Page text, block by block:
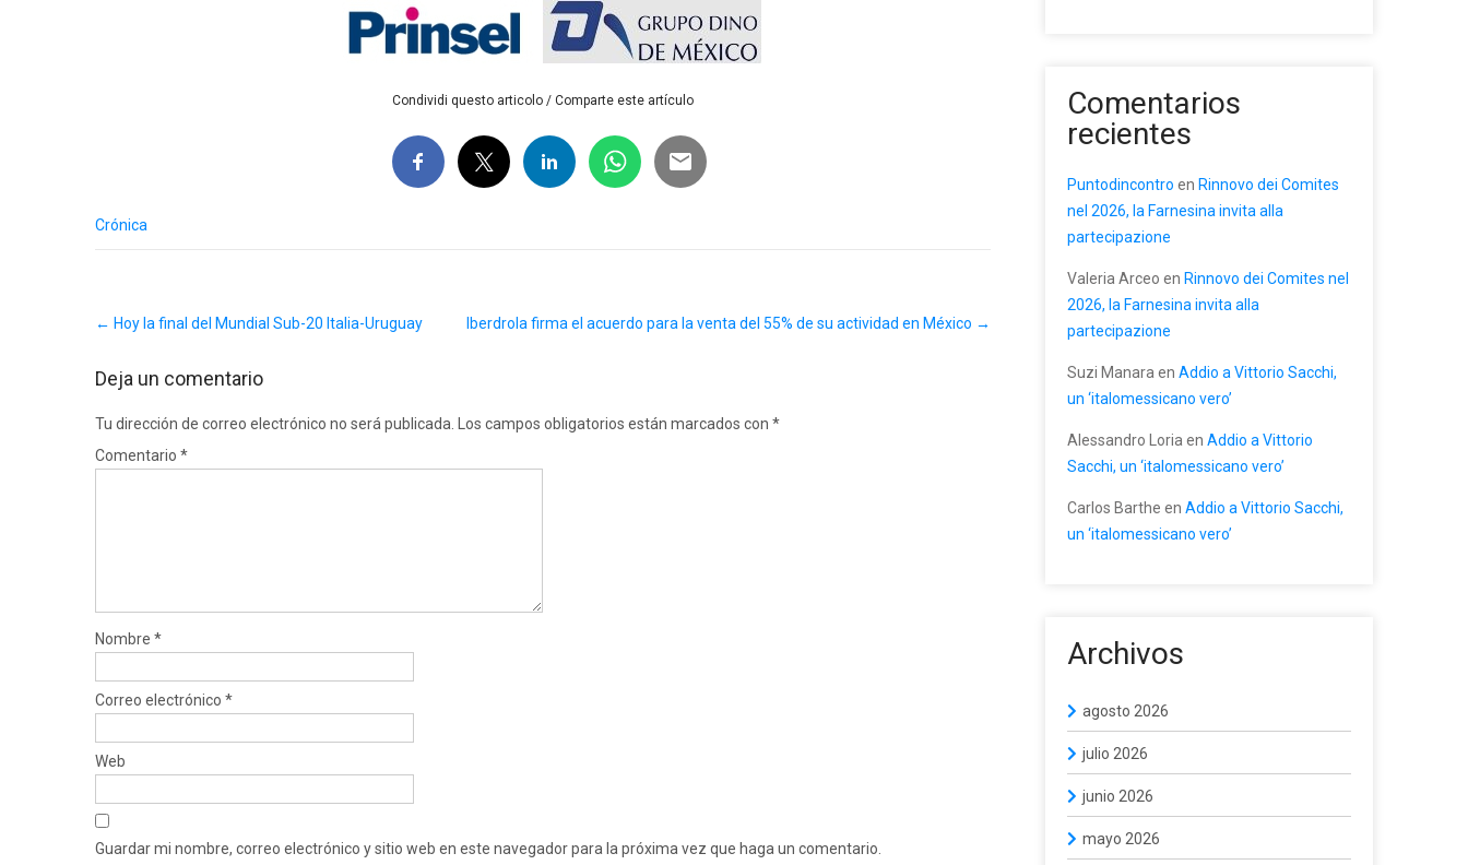
Condividi questo articolo / Comparte este artículo
Crónica
navigation
← Hoy la final del Mundial Sub-20 Italia-Uruguay Iberdrola firma el acuerdo para la venta del 55% de su actividad en México →
Deja un comentario
Tu dirección de correo electrónico no será publicada. Los campos obligatorios están marcados con *
Comentario *
Nombre *
Correo electrónico *
Web
Guardar mi nombre, correo electrónico y sitio web en este navegador para la próxima vez que haga un comentario.
Comentarios
recientes
Puntodincontro en Rinnovo dei Comites
nel 2026, la Farnesina invita alla
partecipazione
Valeria Arceo en Rinnovo dei Comites nel
2026, la Farnesina invita alla
partecipazione
Suzi Manara en Addio a Vittorio Sacchi,
un ‘italomessicano vero’
Alessandro Loria en Addio a Vittorio
Sacchi, un ‘italomessicano vero’
Carlos Barthe en Addio a Vittorio Sacchi,
un ‘italomessicano vero’
Archivos
agosto 2026
julio 2026
junio 2026
mayo 2026